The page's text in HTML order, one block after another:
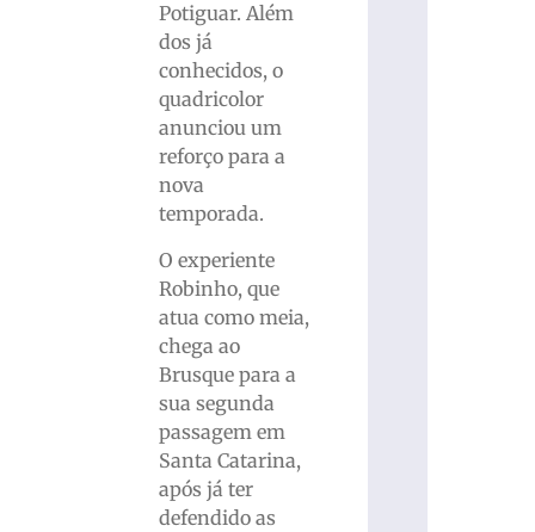
Potiguar. Além
dos já
conhecidos, o
quadricolor
anunciou um
reforço para a
nova
temporada.
O experiente
Robinho, que
atua como meia,
chega ao
Brusque para a
sua segunda
passagem em
Santa Catarina,
após já ter
defendido as